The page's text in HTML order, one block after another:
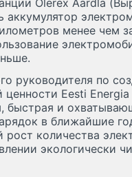
Olerex Aardla
аккумулятор
менее чем
руководителя по
ценности Eesti
быстрая и
в ближайшие
рост количества
экологически